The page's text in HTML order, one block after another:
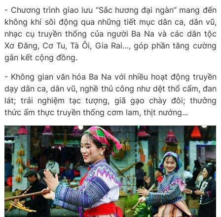
- Chương trình giao lưu “Sắc hương đại ngàn” mang đến
không khí sôi động qua những tiết mục dân ca, dân vũ,
nhạc cụ truyền thống của người Ba Na và các dân tộc
Xơ Đăng, Cơ Tu, Tà Ôi, Gia Rai…, góp phần tăng cường
gắn kết cộng đồng.
- Không gian văn hóa Ba Na với nhiều hoạt động truyền
dạy dân ca, dân vũ, nghề thủ công như dệt thổ cẩm, đan
lát; trải nghiệm tạc tượng, giã gạo chày đôi; thưởng
thức ẩm thực truyền thống cơm lam, thịt nướng...